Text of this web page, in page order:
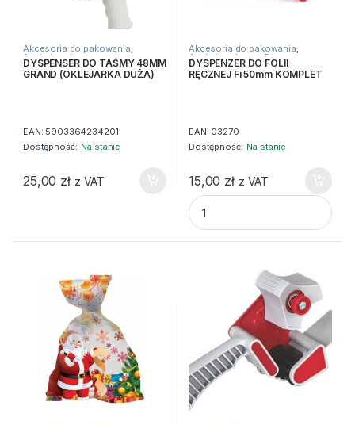
Akcesoria do pakowania,
Artykuły pakowe
DYSPENSER DO TAŚMY 48MM
GRAND (OKLEJARKA DUŻA)
EAN: 5903364234201
Dostępność: Na stanie
25,00 zł z VAT
Akcesoria do pakowania,
Artykuły pakowe, Dyspensery
DYSPENZER DO FOLII
RĘCZNEJ Fi 50mm KOMPLET
EAN: 03270
Dostępność: Na stanie
15,00 zł z VAT
DYSPENZER DO FOLII